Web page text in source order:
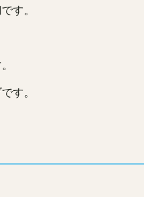
す。
す。